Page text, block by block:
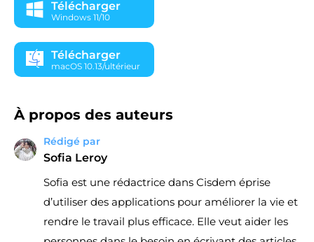
Télécharger
Windows 11/10
Télécharger
macOS 10.13/ultérieur
À propos des auteurs
Rédigé par
Sofia Leroy
Sofia est une rédactrice dans Cisdem éprise
d’utiliser des applications pour améliorer la vie et
rendre le travail plus efficace. Elle veut aider les